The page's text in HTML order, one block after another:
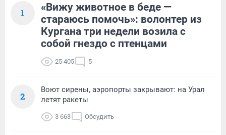
1
«Вижу животное в беде —
стараюсь помочь»: волонтер из
Кургана три недели возила с
собой гнездо с птенцами
25 405 5
2
Воют сирены, аэропорты закрывают: на Урал
летят ракеты
3 663 Обсудить